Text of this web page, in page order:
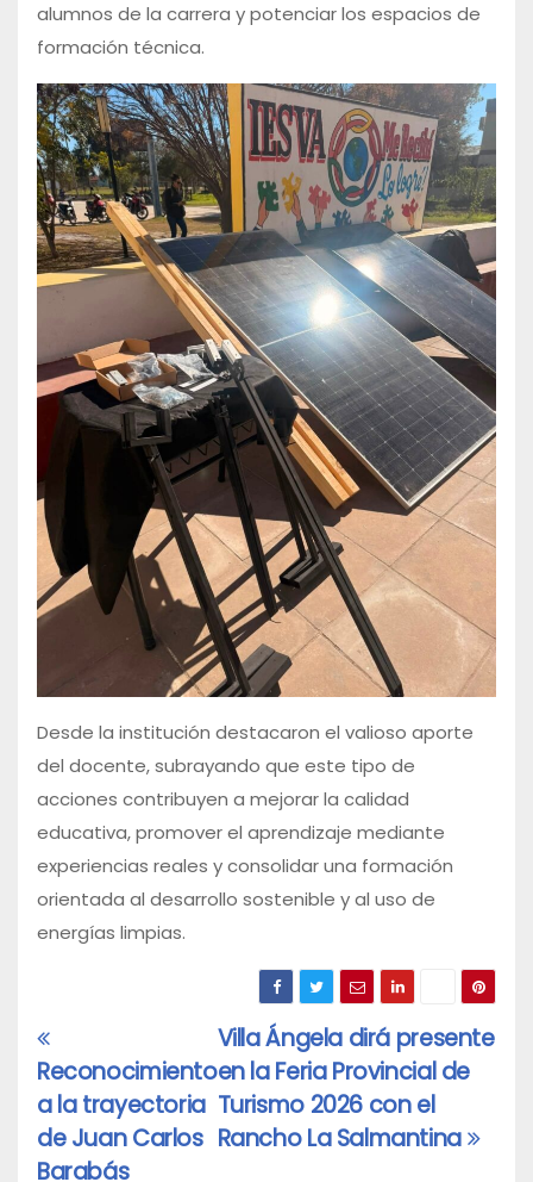
alumnos de la carrera y potenciar los espacios de
formación técnica.
Desde la institución destacaron el valioso aporte
del docente, subrayando que este tipo de
acciones contribuyen a mejorar la calidad
educativa, promover el aprendizaje mediante
experiencias reales y consolidar una formación
orientada al desarrollo sostenible y al uso de
energías limpias.
Navegación
de
entradas
Villa Ángela dirá presente
en la Feria Provincial de
Turismo 2026 con el
Rancho La Salmantina
Reconocimiento
a la trayectoria
de Juan Carlos
Barabás